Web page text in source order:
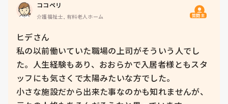
ココペリ
介護福祉士, 有料老人ホーム 質問主
ヒデさん
私の以前働いていた職場の上司がそういう人でし
た。人生経験もあり、おおらかで入居者様ともスタ
ッフにも気さくで太陽みたいな方でした。
小さな施設だから出来た事なのかも知れませんが、